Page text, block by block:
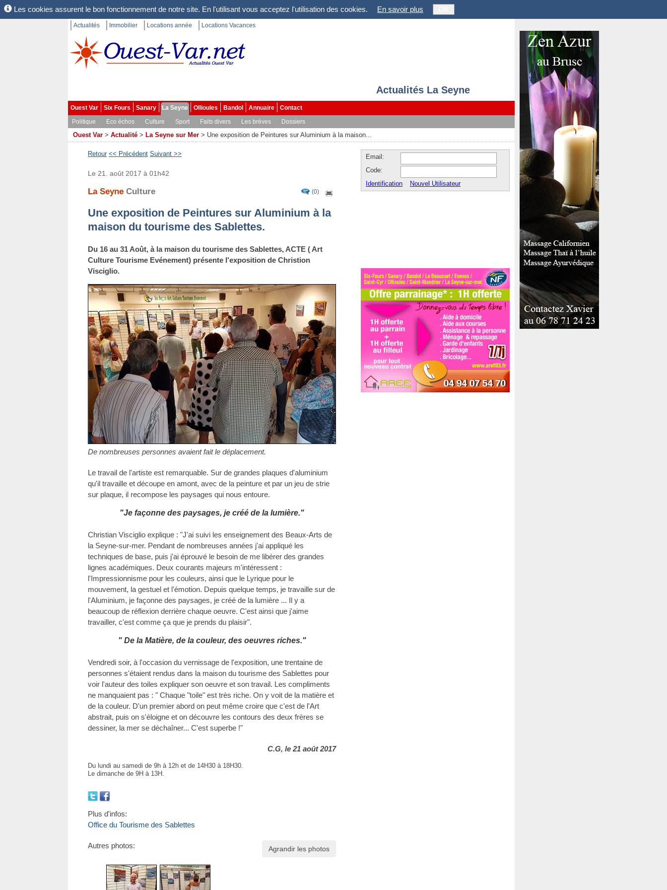
Les cookies assurent le bon fonctionnement de notre site. En l'utilisant vous acceptez l'utilisation des cookies. En savoir plus
Actualités Immobilier Locations année Locations Vacances
Actualités La Seyne
Ouest Var Six Fours Sanary La Seyne Ollioules Bandol Annuaire
Contact
Politique
Eco échos Culture Sport Faits divers Les brèves Dossiers
Ouest Var > Actualité > La Seyne sur Mer > Une exposition de Peintures sur Aluminium à la maison...
Retour << Précédent Suivant >>
(0)
Le 21. août 2017 à 01h42
La Seyne Culture
Une exposition de Peintures sur Aluminium à la
maison du tourisme des Sablettes.
Du 16 au 31 Août, à la maison du tourisme des Sablettes, ACTE ( Art
Culture Tourisme Evénement) présente l'exposition de Christion
Visciglio.
De nombreuses personnes avaient fait le déplacement.
Le travail de l'artiste est remarquable. Sur de grandes plaques d'aluminium
qu'il travaille et découpe en amont, avec de la peinture et par un jeu de strie
sur plaque, il recompose les paysages qui nous entoure.
"Je façonne des paysages, je créé de la lumière."
Christian Visciglio explique : "J'ai suivi les enseignement des Beaux-Arts de
la Seyne-sur-mer. Pendant de nombreuses années j'ai appliqué les
techniques de base, puis j'ai éprouvé le besoin de me libérer des grandes
lignes académiques. Deux courants majeurs m'intéressent :
l'Impressionnisme pour les couleurs, ainsi que le Lyrique pour le
mouvement, la gestuel et l'émotion. Depuis quelque temps, je travaille sur de
l'Aluminium, je façonne des paysages, je créé de la lumière ... Il y a
beaucoup de réflexion derrière chaque oeuvre. C'est ainsi que j'aime
travailler, c'est comme ça que je prends du plaisir".
" De la Matière, de la couleur, des oeuvres riches."
Vendredi soir, à l'occasion du vernissage de l'exposition, une trentaine de
personnes s'étaient rendus dans la maison du tourisme des Sablettes pour
voir l'auteur des toiles expliquer son oeuvre et son travail. Les compliments
ne manquaient pas : " Chaque "toile" est très riche. On y voit de la matière et
de la couleur. D'un premier abord on peut même croire que c'est de l'Art
abstrait, puis on s'éloigne et on découvre les contours des deux frères se
dessiner, la mer se déchaîner... C'est superbe !"
C.G, le 21 août 2017
Du lundi au samedi de 9h à 12h et de 14H30 à 18H30.
Le dimanche de 9H à 13H.
Plus d'infos:
Office du Tourisme des Sablettes
Agrandir les photos
Autres photos:
Email:
Code:
Identification
Nouvel Utilisateur